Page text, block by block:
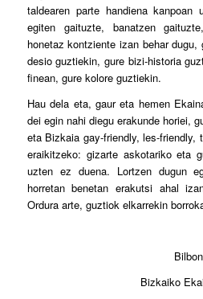
taldearen parte handiena kanpoan
egiten gaituzte, banatzen
honetaz kontziente izan behar
desio guztiekin, gure bizi-historia
finean, gure kolore guztiekin.
Hau dela eta, gaur eta hemen
dei egin nahi diegu erakunde horiei,
eta Bizkaia gay-friendly, les-friendly,
eraikitzeko: gizarte askotariko eta
uzten ez duena. Lortzen dugun
horretan benetan erakutsi ahal
Ordura arte, guztiok elkarrekin
Bizkaiko